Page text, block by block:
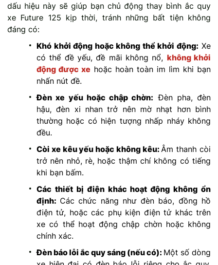
dấu hiệu này sẽ giúp bạn chủ động thay bình ắc quy
xe Future 125 kịp thời, tránh những bất tiện không
đáng có:
Khó khởi động hoặc không thể khởi động: Xe
có thể đề yếu, đề mãi không nổ, không khởi
động được xe hoặc hoàn toàn im lìm khi bạn
nhấn nút đề.
Đèn xe yếu hoặc chập chờn: Đèn pha, đèn
hậu, đèn xi nhan trở nên mờ nhạt hơn bình
thường hoặc có hiện tượng nhấp nháy không
đều.
Còi xe kêu yếu hoặc không kêu: Âm thanh còi
trở nên nhỏ, rè, hoặc thậm chí không có tiếng
khi bạn bấm.
Các thiết bị điện khác hoạt động không ổn
định: Các chức năng như đèn báo, đồng hồ
điện tử, hoặc các phụ kiện điện tử khác trên
xe có thể hoạt động chập chờn hoặc không
chính xác.
Đèn báo lỗi ắc quy sáng (nếu có): Một số dòng